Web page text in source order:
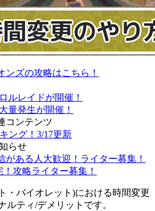
ンズの攻略はこちら！
ルレイドが開催！
量発生が開催！
コンテンツ
ング！3/17更新
らせ
がある人大歓迎！ライター募集！
攻略ライター募集！
・バイオレット)における時間変更
ルティ/デメリットです。